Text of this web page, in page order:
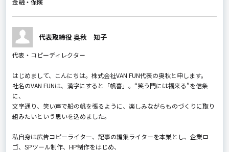
金融・保険
代表取締役 奥秋 知子
代表・コピーディレクター
はじめまして、こんにちは。株式会社VAN FUN代表の奥秋と申します。
社名のVAN FUNは、漢字にすると「帆喜」。“笑う門には福来る”を信条
に、
文字通り、笑い声で船の帆を張るように、楽しみながらものづくりに取り
組みたいという思いを込めました。
私自身は広告コピーライター、記事の編集ライターを本業とし、企業ロ
ゴ、SPツール制作、HP制作をはじめ、